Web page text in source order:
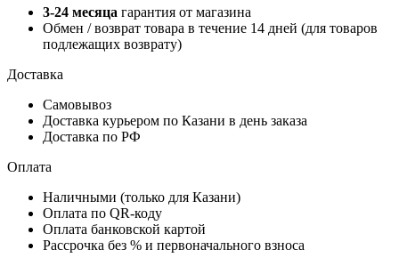
3-24 месяца гарантия от магазина
Обмен / возврат товара в течение 14 дней (для товаров
подлежащих возврату)
Доставка
Самовывоз
Доставка курьером по Казани в день заказа
Доставка по РФ
Оплата
Наличными (только для Казани)
Оплата по QR-коду
Оплата банковской картой
Рассрочка без % и первоначального взноса